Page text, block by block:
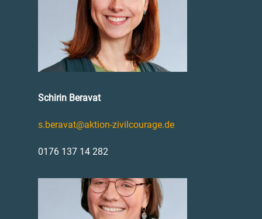
Schirin Beravat
s.beravat@aktion-zivilcourage.de
0176 137 14 282